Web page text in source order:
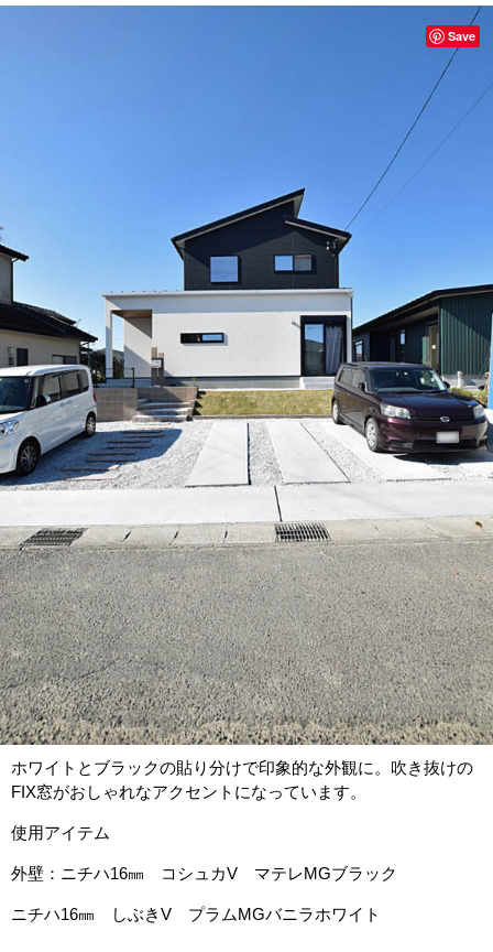
ホワイトとブラックの貼り分けで印象的な外観に。吹き抜けの
FIX窓がおしゃれなアクセントになっています。
使用アイテム
外壁：ニチハ16㎜ コシュカV マテレMGブラック
ニチハ16㎜ しぶきV プラムMGバニラホワイト
Save